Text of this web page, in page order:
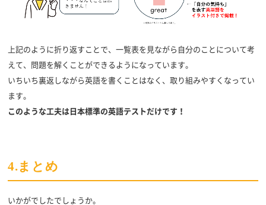
上記のように折り返すことで、一覧表を見ながら自分のことについて考
えて、問題を解くことができるようになっています。
いちいち裏返しながら英語を書くことはなく、取り組みやすくなってい
ます。
このような工夫は日本標準の英語テストだけです！
4.まとめ
いかがでしたでしょうか。